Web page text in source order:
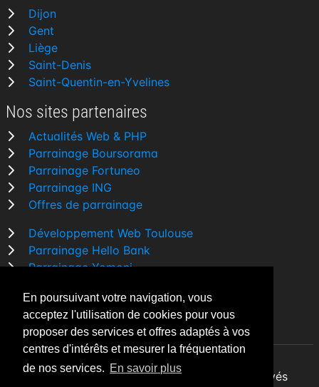
En poursuivant votre navigation, vous
acceptez l'utilisation de cookies pour vous
proposer des services et offres adaptés à vos
centres d'intérêts et mesurer la fréquentation
de nos services. En savoir plus
Dijon
Gent
Liège
Saint-Denis
Saint-Quentin-en-Yvelines
Nos sites partenaires
Actualités Web & PHP
Parrainage Boursorama
Parrainage Fortuneo
Parrainage ING
Offres de parrainage
Développement Web Toulouse
Parrainage Hello Bank
Parrainage Yomoni
Comparatif banque
By Night v5.7.3| © 2026 - Tous droits réservés